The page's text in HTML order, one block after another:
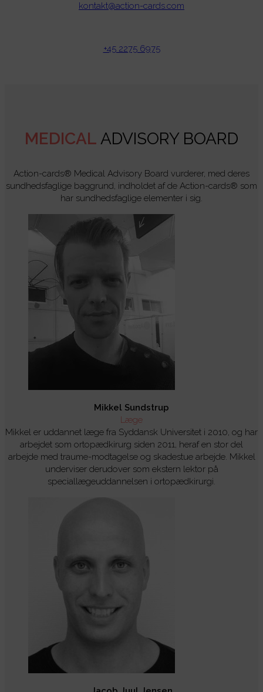
kontakt@action-cards.com
+45 2275 6975
MEDICAL ADVISORY BOARD
Action-cards® Medical Advisory Board vurderer, med deres
sundhedsfaglige baggrund, indholdet af de Action-cards® som
har sundhedsfaglige elementer i sig.
Mikkel Sundstrup
Læge
Mikkel er uddannet læge fra Syddansk Universitet i 2010, og har
arbejdet som ortopædkirurg siden 2011, heraf en stor del
arbejde med traume-modtagelse og skadestue arbejde. Mikkel
underviser derudover som ekstern lektor på
speciallægeuddannelsen i ortopædkirurgi.